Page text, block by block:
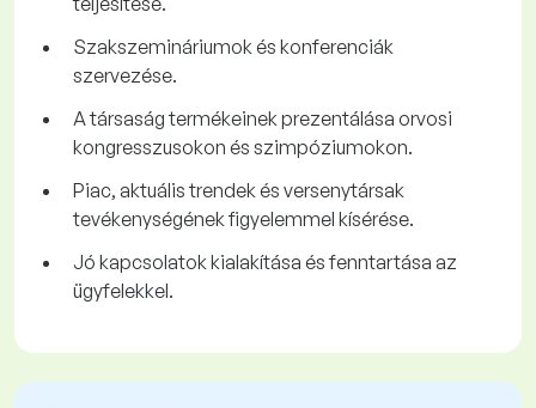
Szakszemináriumok és konferenciák
szervezése.
A társaság termékeinek prezentálása orvosi
kongresszusokon és szimpóziumokon.
Piac, aktuális trendek és versenytársak
tevékenységének figyelemmel kísérése.
Jó kapcsolatok kialakítása és fenntartása az
ügyfelekkel.